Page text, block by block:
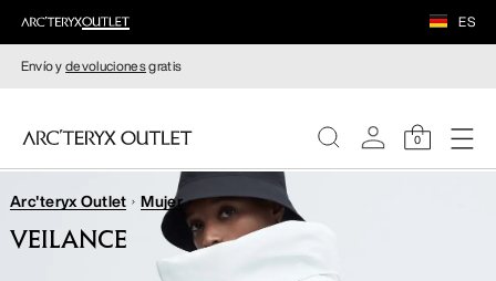
ES
Envío ydevolucionesgratis
0
MUJERE
Arc'teryx Outlet Mujer
VEILANCE